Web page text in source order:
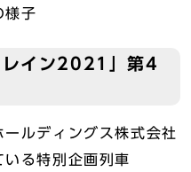
様子
イン2021」第4
ルディングス株式会社
る特別企画列車